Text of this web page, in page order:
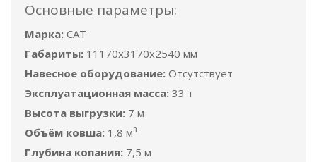
Основные параметры:
Марка: CAT
Габариты: 11170x3170x2540 мм
Навесное оборудование: Отсутствует
Эксплуатационная масса: 33 т
Высота выгрузки: 7 м
Объём ковша: 1,8 м³
Глубина копания: 7,5 м